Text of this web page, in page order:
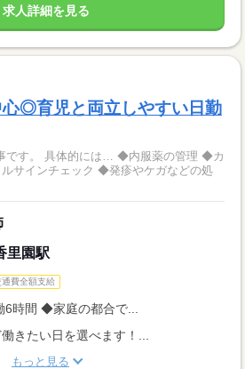
求人詳細を見る
◎育児と両立しやすい日勤
薬の管理 ◆カ
サインチェック ◆発疹やケガなどの処
里園駅
通費全額支給
時間 ◆家庭の都合で...
きたい日を選べます！...
もっと見る